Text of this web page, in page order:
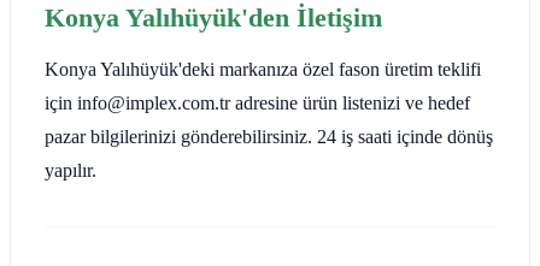
Konya Yalıhüyük'den İletişim
Konya Yalıhüyük'deki markanıza özel fason üretim teklifi
için info@implex.com.tr adresine ürün listenizi ve hedef
pazar bilgilerinizi gönderebilirsiniz. 24 iş saati içinde dönüş
yapılır.